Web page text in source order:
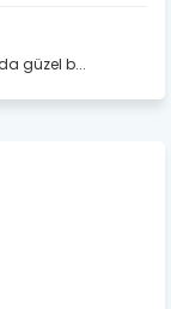
güzel b...